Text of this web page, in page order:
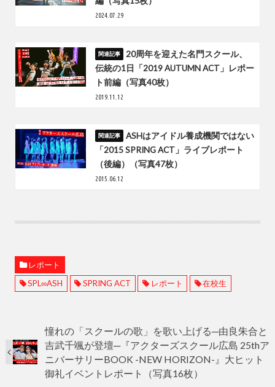
2024.07.29
20周年を迎えた名門スクール、
伝統の1日「2019 AUTUMN ACT」レポー
ト前編（写真40枚）
2019.11.12
ASHはアイドル養成機関ではない
「2015 SPRING ACT」ライブレポート
（後編）（写真47枚）
2015.06.12
レポート
SPL∞ASH
SPRING ACT レポート 在校生
憧れの「スクールの歌」を歌い上げる─由良朱合と
吉武千颯が登壇─『アクターズスクール広島 25thア
ニバーサリーBOOK -NEW HORIZON-』大ヒット
御礼イベントレポート（写真16枚）